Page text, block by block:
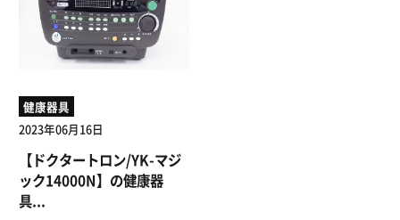
健康器具
2023年06月16日
【ドクタートロン/YK-マジ
ック14000N】の健康器
具...